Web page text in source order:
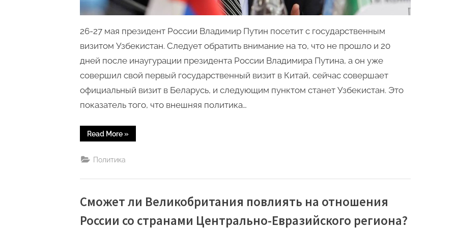
26-27 мая президент России Владимир Путин посетит с государственным
визитом Узбекистан. Следует обратить внимание на то, что не прошло и 20
дней после инаугурации президента России Владимира Путина, а он уже
совершил свой первый государственный визит в Китай, сейчас совершает
официальный визит в Беларусь, и следующим пунктом станет Узбекистан. Это
показатель того, что внешняя политика…
Read More“Визит
президента
Узбекистан
уровня
доверия
главами
двух
»
Политика
Сможет ли Великобритания повлиять на отношения
России со странами Центрально-Евразийского региона?